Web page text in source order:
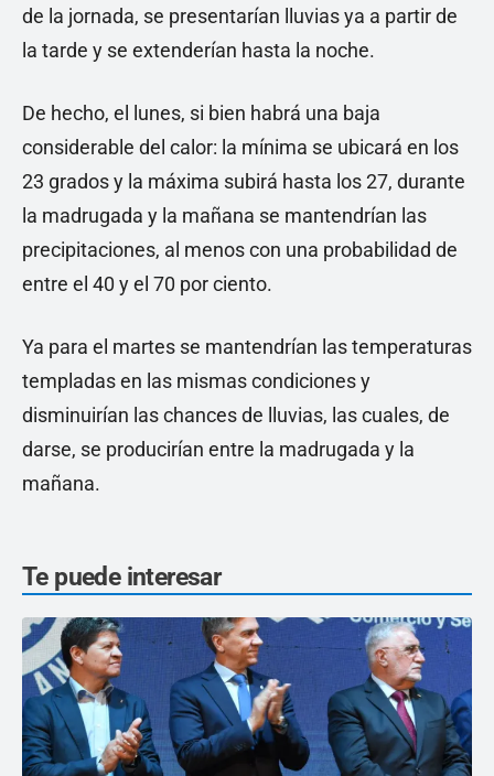
de la jornada, se presentarían lluvias ya a partir de
la tarde y se extenderían hasta la noche.
De hecho, el lunes, si bien habrá una baja
considerable del calor: la mínima se ubicará en los
23 grados y la máxima subirá hasta los 27, durante
la madrugada y la mañana se mantendrían las
precipitaciones, al menos con una probabilidad de
entre el 40 y el 70 por ciento.
Ya para el martes se mantendrían las temperaturas
templadas en las mismas condiciones y
disminuirían las chances de lluvias, las cuales, de
darse, se producirían entre la madrugada y la
mañana.
Te puede interesar